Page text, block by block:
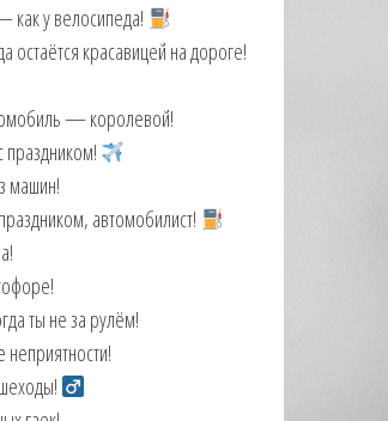
у велосипеда!
остаётся красавицей на дороге!
— королевой!
праздником!
машин!
автомобилист!
ты не за рулём!